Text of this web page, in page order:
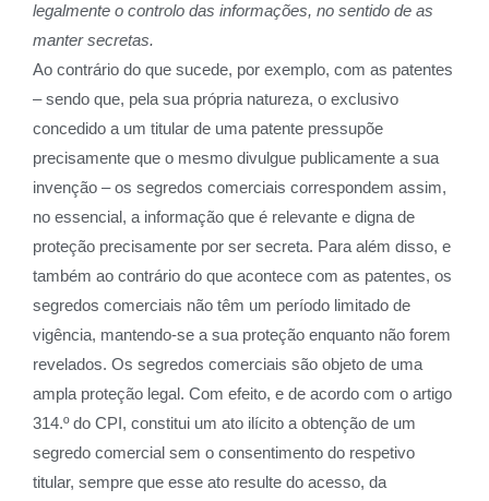
legalmente o controlo das informações, no sentido de as
manter secretas.
Ao contrário do que sucede, por exemplo, com as patentes
– sendo que, pela sua própria natureza, o exclusivo
concedido a um titular de uma patente pressupõe
precisamente que o mesmo divulgue publicamente a sua
invenção – os segredos comerciais correspondem assim,
no essencial, a informação que é relevante e digna de
proteção precisamente por ser secreta. Para além disso, e
também ao contrário do que acontece com as patentes, os
segredos comerciais não têm um período limitado de
vigência, mantendo-se a sua proteção enquanto não forem
revelados. Os segredos comerciais são objeto de uma
ampla proteção legal. Com efeito, e de acordo com o artigo
314.º do CPI, constitui um ato ilícito a obtenção de um
segredo comercial sem o consentimento do respetivo
titular, sempre que esse ato resulte do acesso, da